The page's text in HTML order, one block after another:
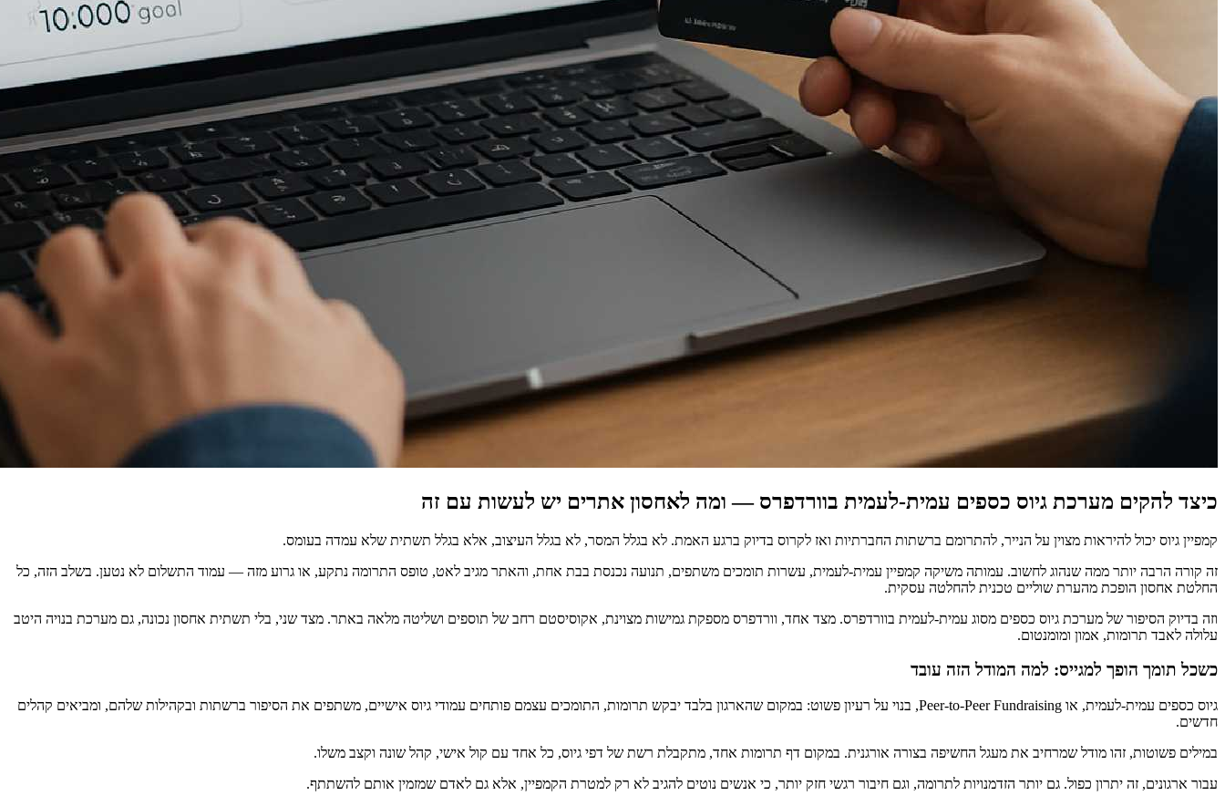
כיצד להקים מערכת גיוס כספים עמית-לעמית בוורדפרס — ומה לאחסון אתרים יש לעשות עם זה
קמפיין גיוס יכול להיראות מצוין על הנייר, להתרומם ברשתות החברתיות ואז לקרוס בדיוק ברגע האמת. לא בגלל המסר, לא בגלל העיצוב, אלא בגלל תשתית שלא עמדה בעומס.
זה קורה הרבה יותר ממה שנהוג לחשוב. עמותה משיקה קמפיין עמית-לעמית, עשרות תומכים משתפים, תנועה נכנסת בבת אחת, והאתר מגיב לאט, טופס התרומה נתקע, או גרוע מזה — עמוד התשלום לא נטען. בשלב הזה, כל
החלטת אחסון הופכת מהערת שוליים טכנית להחלטה עסקית.
וזה בדיוק הסיפור של מערכת גיוס כספים מסוג עמית-לעמית בוורדפרס. מצד אחד, וורדפרס מספקת גמישות מצוינת, אקוסיסטם רחב של תוספים ושליטה מלאה באתר. מצד שני, בלי תשתית אחסון נכונה, גם מערכת בנויה היטב
עלולה לאבד תרומות, אמון ומומנטום.
כשכל תומך הופך למגייס: למה המודל הזה עובד
גיוס כספים עמית-לעמית, או Peer-to-Peer Fundraising, בנוי על רעיון פשוט: במקום שהארגון בלבד יבקש תרומות, התומכים עצמם פותחים עמודי גיוס אישיים, משתפים את הסיפור ברשתות ובקהילות שלהם, ומביאים קהלים
חדשים.
במילים פשוטות, זהו מודל שמרחיב את מעגל החשיפה בצורה אורגנית. במקום דף תרומות אחד, מתקבלת רשת של דפי גיוס, כל אחד עם קול אישי, קהל שונה וקצב משלו.
עבור ארגונים, זה יתרון כפול. גם יותר הזדמנויות לתרומה, וגם חיבור רגשי חזק יותר, כי אנשים נוטים להגיב לא רק למטרת הקמפיין, אלא גם לאדם שמזמין אותם להשתתף.